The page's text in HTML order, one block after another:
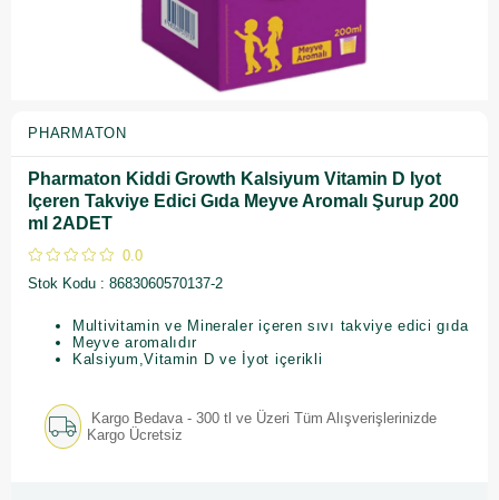
PHARMATON
Pharmaton Kiddi Growth Kalsiyum Vitamin D Iyot
Içeren Takviye Edici Gıda Meyve Aromalı Şurup 200
ml 2ADET
0.0
Stok Kodu
8683060570137-2
Multivitamin ve Mineraler içeren sıvı takviye edici gıda
Meyve aromalıdır
Kalsiyum,Vitamin D ve İyot içerikli
Kargo Bedava - 300 tl ve Üzeri Tüm Alışverişlerinizde
Kargo Ücretsiz